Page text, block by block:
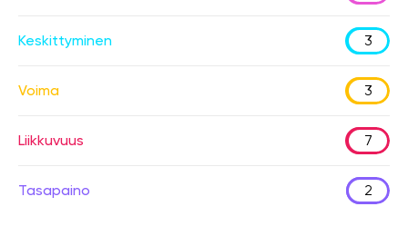
Keskittyminen 3
Voima 3
Liikkuvuus 7
Tasapaino 2